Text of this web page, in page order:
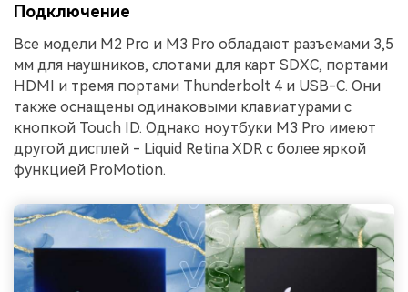
Подключение
Все модели M2 Pro и M3 Pro обладают разъемами 3,5
мм для наушников, слотами для карт SDXC, портами
HDMI и тремя портами Thunderbolt 4 и USB-C. Они
также оснащены одинаковыми клавиатурами с
кнопкой Touch ID. Однако ноутбуки M3 Pro имеют
другой дисплей - Liquid Retina XDR с более яркой
функцией ProMotion.